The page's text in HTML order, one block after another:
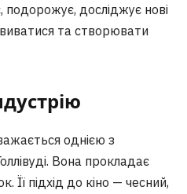
подорожує, досліджує нові
та створювати
однією з
Вона прокладає
Її підхід до кіно — чесний,